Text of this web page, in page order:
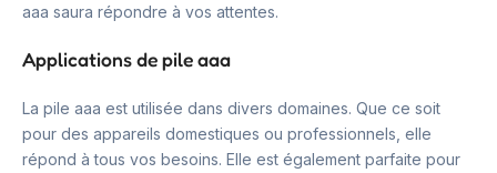
aaa saura répondre à vos attentes.
Applications de pile aaa
La pile aaa est utilisée dans divers domaines. Que ce soit
pour des appareils domestiques ou professionnels, elle
répond à tous vos besoins. Elle est également parfaite pour